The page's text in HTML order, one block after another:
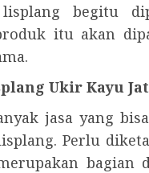
begitu
itu akan
Ukir Kayu
jasa yang
Perlu
bagian